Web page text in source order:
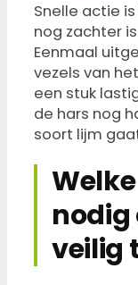
Snelle actie
nog zachter
Eenmaal
vezels van
een stuk
de hars nog
soort lijm
veilig